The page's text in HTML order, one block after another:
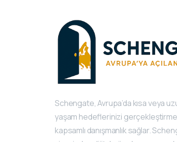
Schengate, Avrupa’da kısa veya
yaşam hedeflerinizi
kapsamlı danışmanlık sağlar.